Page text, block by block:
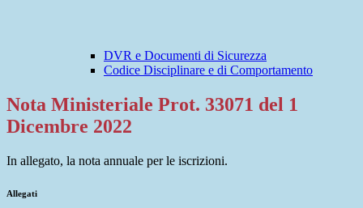
DVR e Documenti di Sicurezza
Codice Disciplinare e di Comportamento
Nota Ministeriale Prot. 33071 del 1
Dicembre 2022
In allegato, la nota annuale per le iscrizioni.
Allegati